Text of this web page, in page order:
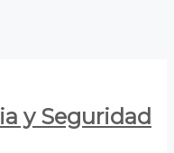
y Seguridad